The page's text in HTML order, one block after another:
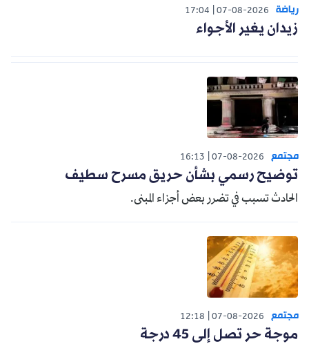
رياضة 07-08-2026
17:04
زيدان يغير الأجواء
مجتمع 07-08-2026
16:13
توضيح رسمي بشأن حريق مسرح سطيف
الحادث تسبب في تضرر بعض أجزاء المبنى.
مجتمع 07-08-2026
12:18
موجة حر تصل إلى 45 درجة